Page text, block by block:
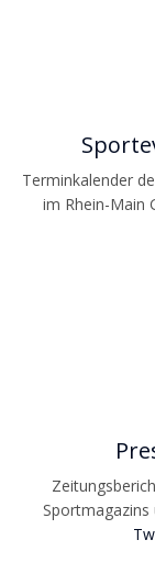
Terminkalender
im Rhein-Main